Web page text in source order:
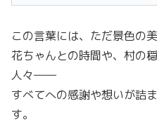
この言葉には、ただ景色の
花ちゃんとの時間や、村の
人々――
すべてへの感謝や想いが詰
す。